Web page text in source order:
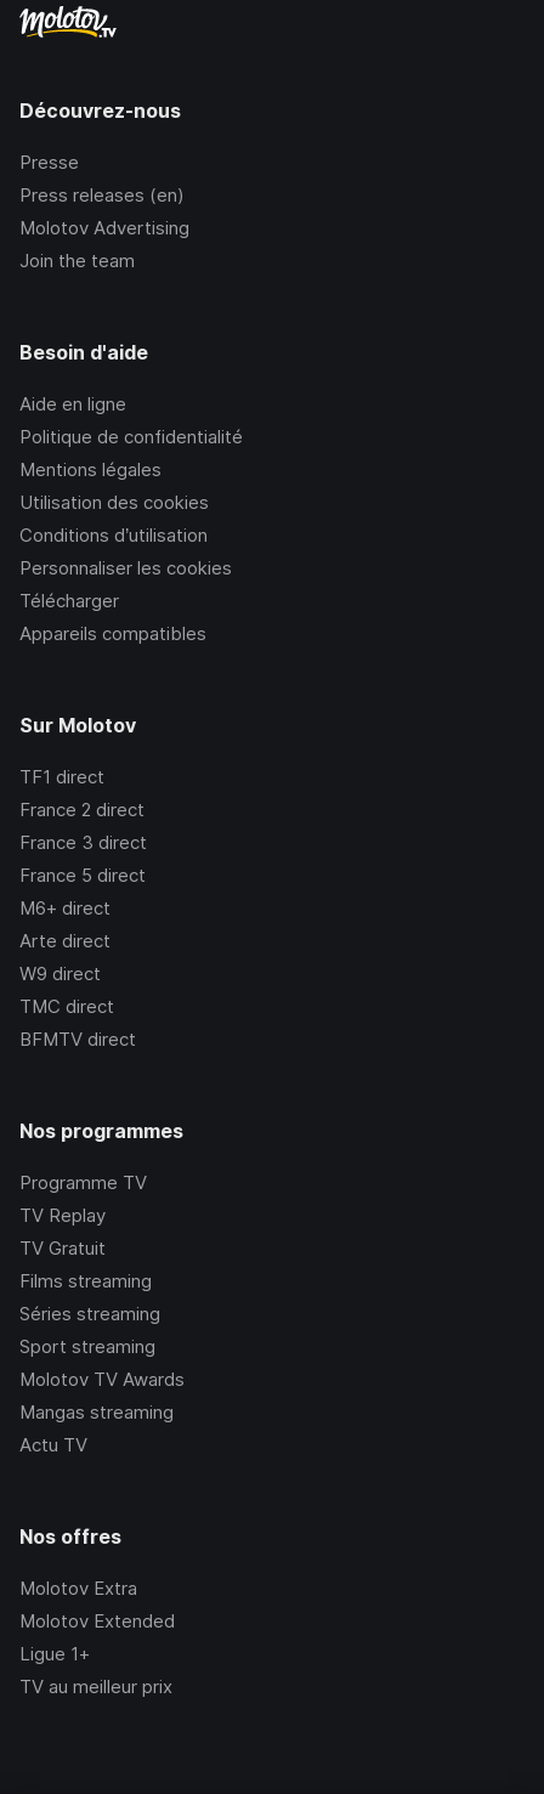
Découvrez-nous
Presse
Press releases (en)
Molotov Advertising
Join the team
Besoin d'aide
Aide en ligne
Politique de confidentialité
Mentions légales
Utilisation des cookies
Conditions d’utilisation
Personnaliser les cookies
Télécharger
Appareils compatibles
Sur Molotov
TF1 direct
France 2 direct
France 3 direct
France 5 direct
M6+ direct
Arte direct
W9 direct
TMC direct
BFMTV direct
Nos programmes
Programme TV
TV Replay
TV Gratuit
Films streaming
Séries streaming
Sport streaming
Molotov TV Awards
Mangas streaming
Actu TV
Nos offres
Molotov Extra
Molotov Extended
Ligue 1+
TV au meilleur prix